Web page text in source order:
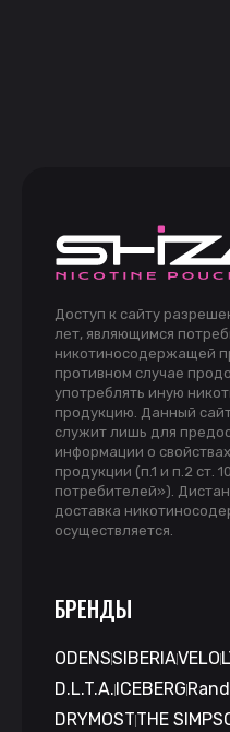
Доступ к сайту
лет, являющимся
никотиносодержащей
противном случае
употреблять иную
продукцию. Данный
служит лишь для
информации о
продукции (п.1 и п.2 ст.
потребителей»).
доставка
осуществляется.
БРЕНДЫ
ODENSSIBERIAVELO
D.L.T.A. ICEBERG
DRYMOSTTHE